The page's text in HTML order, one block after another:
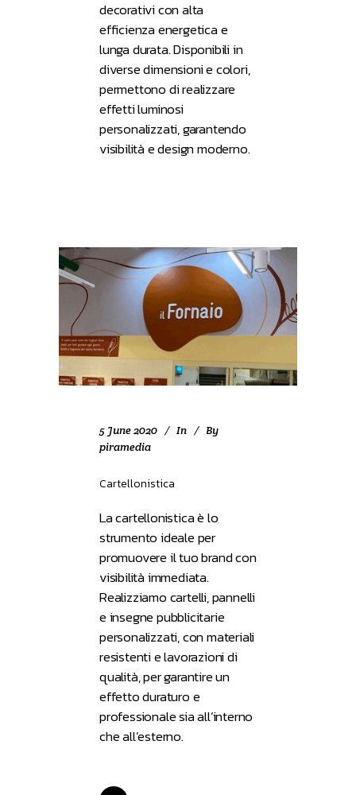
decorativi con alta
efficienza energetica e
lunga durata. Disponibili in
diverse dimensioni e colori,
permettono di realizzare
effetti luminosi
personalizzati, garantendo
visibilità e design moderno.
5 June 2020 In
By
piramedia
Cartellonistica
La cartellonistica è lo
strumento ideale per
promuovere il tuo brand con
visibilità immediata.
Realizziamo cartelli, pannelli
e insegne pubblicitarie
personalizzati, con materiali
resistenti e lavorazioni di
qualità, per garantire un
effetto duraturo e
professionale sia all’interno
che all’esterno.